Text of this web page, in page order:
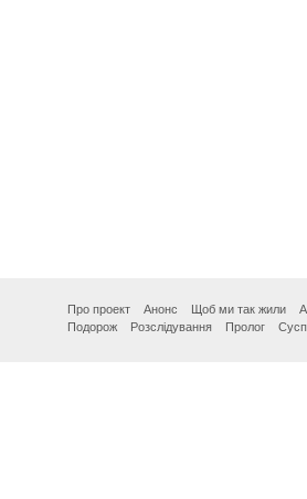
Про проект Анонс Щоб ми так жили
Подорож
Розслідування Пролог